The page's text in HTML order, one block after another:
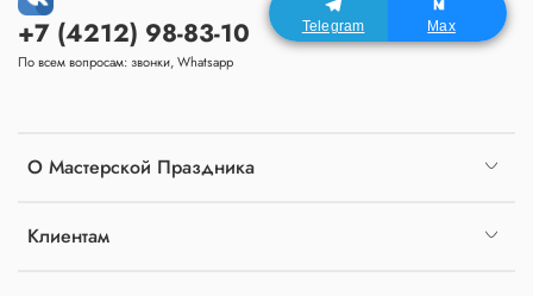
О Мастерской Праздника
Клиентам
+7 (4212) 98-83-10
По всем вопросам: звонки, Whatsapp
Telegram Max